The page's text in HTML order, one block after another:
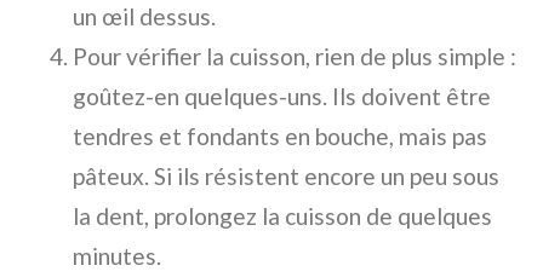
un œil dessus.
Pour vérifier la cuisson, rien de plus simple :
goûtez-en quelques-uns. Ils doivent être
tendres et fondants en bouche, mais pas
pâteux. Si ils résistent encore un peu sous
la dent, prolongez la cuisson de quelques
minutes.